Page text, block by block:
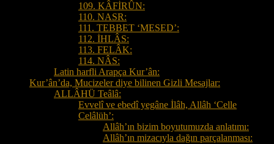
109. KÂFİRÛN:
110. NASR:
111. TEBBET ‘MESED’:
112. İHLÂS:
113. FELÂK:
114. NÂS:
Latin harfli Arapça Kur’ân:
Kur’ân’da, Mucizeler diye bilinen Gizli Mesajlar:
ALLÂHÜ Teâlâ:
Evvelî ve ebedî yegâne İlâh, Allâh ‘Celle
Celâlüh’:
Allâh’ın bizim boyutumuzda anlatımı:
Allâh’ın mizacıyla dağın parçalanması: